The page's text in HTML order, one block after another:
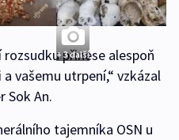
+ 3 další
přinese alespoň
vašemu utrpení,“ vzkázal
Sok An.
tajemníka OSN u